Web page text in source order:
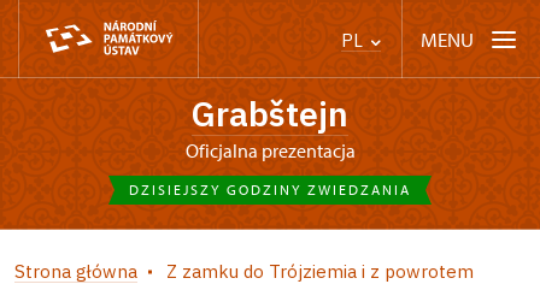
PL MENU
Grabštejn
Oficjalna prezentacja
DZISIEJSZY GODZINY ZWIEDZANIA
Strona główna Z zamku do Trójziemia i z powrotem